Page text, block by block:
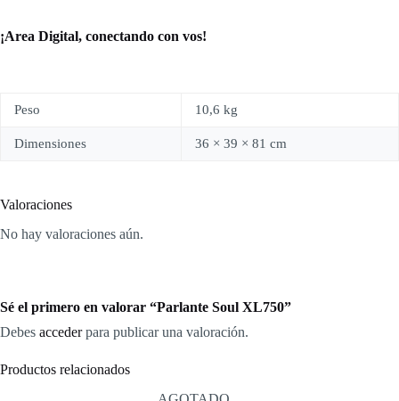
¡Area Digital, conectando con vos!
Peso 10,6 kg
Dimensiones 36 × 39 × 81 cm
Valoraciones
No hay valoraciones aún.
Sé el primero en valorar “Parlante Soul XL750”
Debes accederpara publicar una valoración.
Productos relacionados